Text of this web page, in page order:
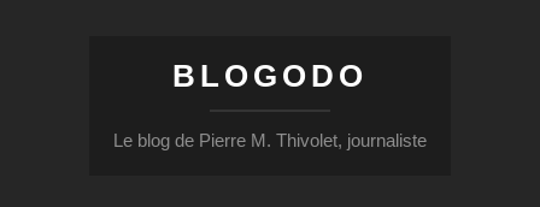
BLOGODO
Le blog de Pierre M. Thivolet, journaliste